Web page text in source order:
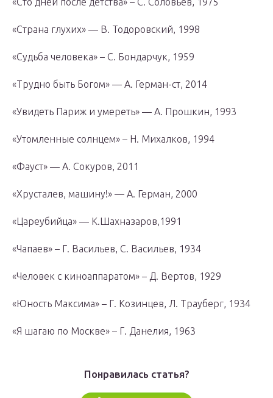
«Страна глухих» — В. Тодоровский, 1998
«Судьба человека» – С. Бондарчук, 1959
«Трудно быть Богом» — А. Герман-ст, 2014
«Увидеть Париж и умереть» — А. Прошкин, 1993
«Утомленные солнцем» – Н. Михалков, 1994
«Фауст» — А. Сокуров, 2011
«Хрусталев, машину!» — А. Герман, 2000
«Цареубийца» — К.Шахназаров,1991
«Чапаев» – Г. Васильев, С. Васильев, 1934
«Человек с киноаппаратом» – Д. Вертов, 1929
«Юность Максима» – Г. Козинцев, Л. Трауберг, 1934
«Я шагаю по Москве» – Г. Данелия, 1963
Понравилась статья?